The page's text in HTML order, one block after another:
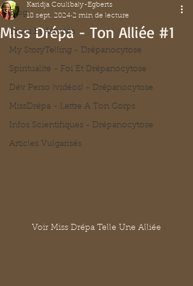
Blog
Trucs Et Astuces
My StoryTelling - Drépanocytose
Spiritualité - Foi Et Drépanocytose
Dév Perso (vidéos) - Drépanocytose
MissDrépa - Lettre A Ton Corps
Infos Scientifiques - Drépanocytose
Articles Vulgarisés
Miss Drépa - Ton Alliée #1
Karidja Coulibaly-Egberts
18 sept. 2024 2 min de lecture
Voir Miss Drépa Telle Une Alliée